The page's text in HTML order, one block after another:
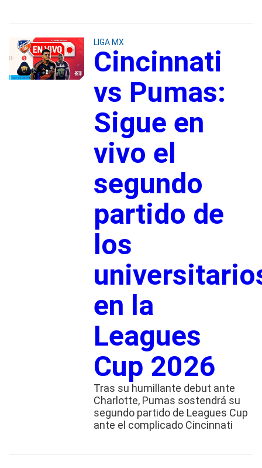
LIGA MX
Cincinnati
vs Pumas:
Sigue en
vivo el
segundo
partido de
los
en la
Leagues
Cup 2026
Tras su humillante debut ante
Charlotte, Pumas sostendrá su
segundo partido de Leagues Cup
ante el complicado Cincinnati